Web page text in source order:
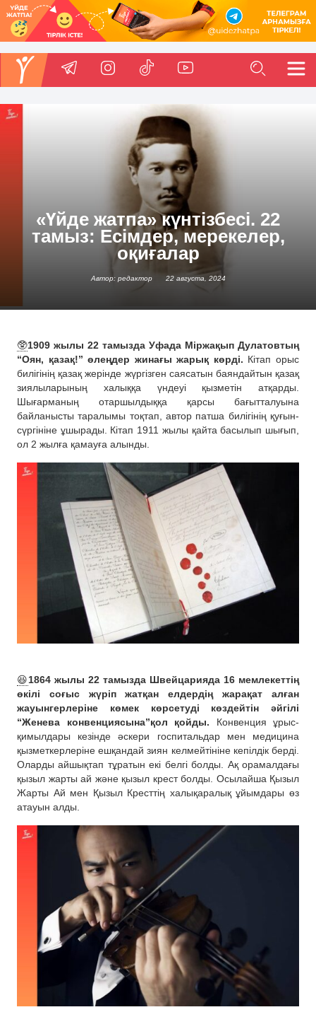
«Үйде жатпа» күнтізбесі. 22
тамыз: Есімдер, мерекелер,
оқиғалар
Автор: редактор 22 августа, 2024
🥸1909 жылы 22 тамызда Уфада Міржақып Дулатовтың
“Оян, қазақ!” өлеңдер жинағы жарық көрді. Кітап орыс
билігінің қазақ жерінде жүргізген саясатын баяндайтын қазақ
зиялыларының халыққа үндеуі қызметін атқарды.
Шығарманың отаршылдыққа қарсы бағытталуына
байланысты таралымы тоқтап, автор патша билігінің қуғын-
сүргініне ұшырады. Кітап 1911 жылы қайта басылып шығып,
ол 2 жылға қамауға алынды.
😆1864 жылы 22 тамызда Швейцарияда 16 мемлекеттің
өкілі соғыс жүріп жатқан елдердің жарақат алған
жауынгерлеріне көмек көрсетуді көздейтін әйгілі
“Женева конвенциясына”қол қойды. Конвенция ұрыс-
қимылдары кезінде әскери госпитальдар мен медицина
қызметкерлеріне ешқандай зиян келмейтініне кепілдік берді.
Оларды айшықтап тұратын екі белгі болды. Ақ орамалдағы
қызыл жарты ай және қызыл крест болды. Осылайша Қызыл
Жарты Ай мен Қызыл Кресттің халықаралық ұйымдары өз
атауын алды.